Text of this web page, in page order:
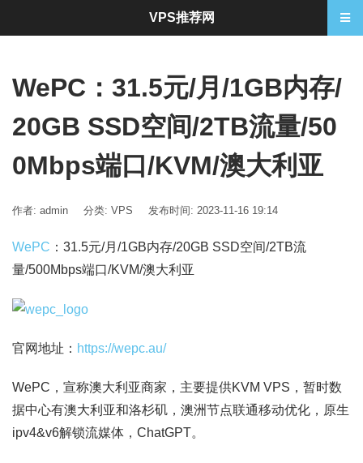
WePC：31.5元/月/1GB内存/
20GB SSD空间/2TB流量/50
0Mbps端口/KVM/澳大利亚
作者: admin 分类: VPS 发布时间: 2023-11-16 19:14
WePC ：31.5元/月/1GB内存/20GB SSD空间/2TB流
量/500Mbps端口/KVM/澳大利亚
官网地址： https://wepc.au/
WePC，宣称澳大利亚商家，主要提供KVM VPS，暂时数
据中心有澳大利亚和洛杉矶，澳洲节点联通移动优化，原生
ipv4&v6解锁流媒体，ChatGPT。
VPS推荐网